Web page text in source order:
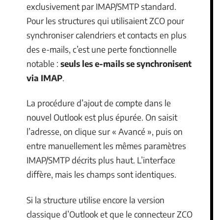
exclusivement par IMAP/SMTP standard.
Pour les structures qui utilisaient ZCO pour
synchroniser calendriers et contacts en plus
des e-mails, c’est une perte fonctionnelle
notable : seuls les e-mails se synchronisent
via IMAP.
La procédure d’ajout de compte dans le
nouvel Outlook est plus épurée. On saisit
l’adresse, on clique sur « Avancé », puis on
entre manuellement les mêmes paramètres
IMAP/SMTP décrits plus haut. L’interface
diffère, mais les champs sont identiques.
Si la structure utilise encore la version
classique d’Outlook et que le connecteur ZCO